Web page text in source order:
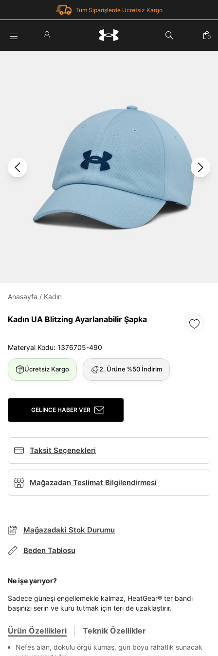
Tüm Siparişlerde Ücretsiz Kargo
göster
Şifremi Unuttum
Giriş Yap
Kayıt Ol
Üye Olmadan Devam Et
0
Anasayfa / Kadın
Kadın UA Blitzing Ayarlanabilir Şapka
Materyal Kodu: 1376705-490
Ücretsiz Kargo 2. Ürüne %50 İndirim
GELINCE HABER VER
Taksit Seçenekleri
TAKSİT SEÇENEKLERİ
İşbankası Maximum
Akbank Axess 4
Mağazadan Teslimat Bilgilendirmesi
Mağazadaki Stok Durumu
Beden Tablosu
Ne işe yarıyor?
Sadece güneşi engellemekle kalmaz, HeatGear® ter bandı
başınızı serin ve kuru tutmak için teri de uzaklaştırır.
Ürün Özellikleri Teknik Özellikler
Nefes alan, dokulu örgü kumaş, gün boyu rahatlık sunacak
Mağazada Bul
BEDEN TABLOSU
Stok Bildirimi
Term Of Use
ipsum
aşağıdaki bilgileri giriniz.
Parola Yenileme
Parolayı Yenile
Giriş Sayfasına Dön
Zaten hesabın var mı? Giriş yap
Ad*
Soyad*
Telefon Numarası*
En az 8 karakter
Bir küçük harf karakter
SMS Onay Kodu
SMS Onay Kodu